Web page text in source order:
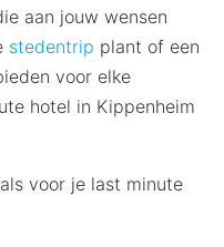
aan jouw wensen
stedentrip plant of een
voor elke
hotel in Kippenheim
voor je last minute